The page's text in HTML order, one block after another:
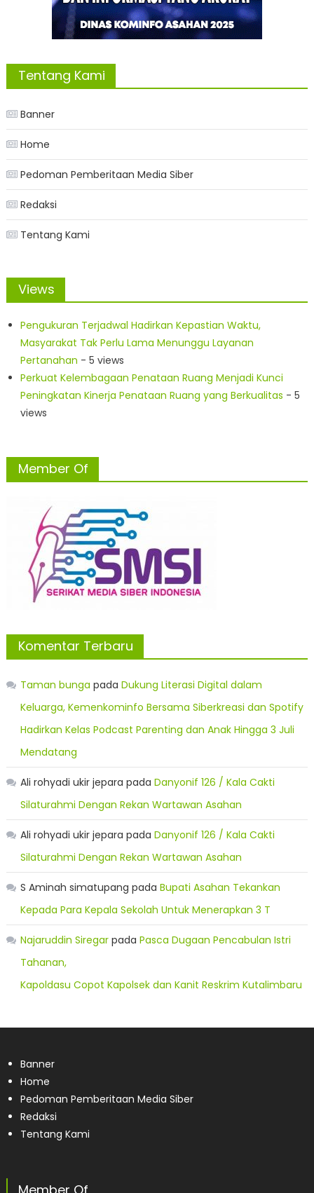
Tentang Kami
Banner
Home
Pedoman Pemberitaan Media Siber
Redaksi
Tentang Kami
Views
Pengukuran Terjadwal Hadirkan Kepastian Waktu,
Masyarakat Tak Perlu Lama Menunggu Layanan
Pertanahan - 5 views
Perkuat Kelembagaan Penataan Ruang Menjadi Kunci
Peningkatan Kinerja Penataan Ruang yang Berkualitas - 5
views
Member Of
Komentar Terbaru
Taman bunga pada Dukung Literasi Digital dalam
Keluarga, Kemenkominfo Bersama Siberkreasi dan Spotify
Hadirkan Kelas Podcast Parenting dan Anak Hingga 3 Juli
Mendatang
Ali rohyadi ukir jepara pada Danyonif 126 / Kala Cakti
Silaturahmi Dengan Rekan Wartawan Asahan
Ali rohyadi ukir jepara pada Danyonif 126 / Kala Cakti
Silaturahmi Dengan Rekan Wartawan Asahan
S Aminah simatupang pada Bupati Asahan Tekankan
Kepada Para Kepala Sekolah Untuk Menerapkan 3 T
Najaruddin Siregarpada Pasca Dugaan Pencabulan Istri
Tahanan,
Kapoldasu Copot Kapolsek dan Kanit Reskrim Kutalimbaru
Banner
Home
Pedoman Pemberitaan Media Siber
Redaksi
Tentang Kami